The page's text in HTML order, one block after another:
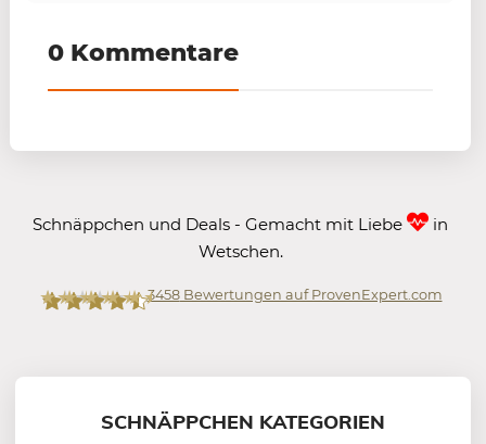
0 Kommentare
Schnäppchen und Deals - Gemacht mit Liebe
in
Wetschen.
3458Bewertungen auf ProvenExpert.com
SCHNÄPPCHEN KATEGORIEN